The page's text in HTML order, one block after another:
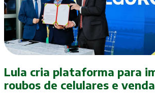
Lula cria plataforma para
roubos de celulares e